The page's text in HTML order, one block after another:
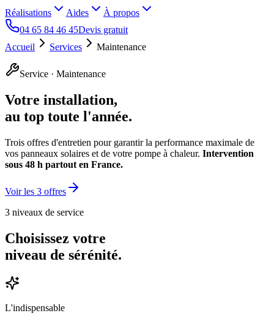
Réalisations Aides
À propos
04 65 84 46 45Devis gratuit
Accueil
Services Maintenance
Service · Maintenance
Votre installation,
au top toute l'année.
Trois offres d'entretien pour garantir la performance maximale de
vos panneaux solaires et de votre pompe à chaleur. Intervention
sous 48 h partout en France.
Voir les 3 offres
3 niveaux de service
Choisissez votre
niveau de sérénité.
L'indispensable